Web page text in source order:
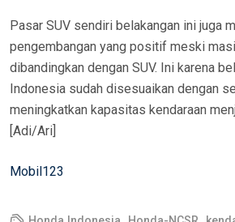
Pasar SUV sendiri belakangan ini juga
pengembangan yang positif meski
dibandingkan dengan SUV. Ini karena
Indonesia sudah disesuaikan dengan
meningkatkan kapasitas kendaraan
[Adi/Ari]
Mobil123